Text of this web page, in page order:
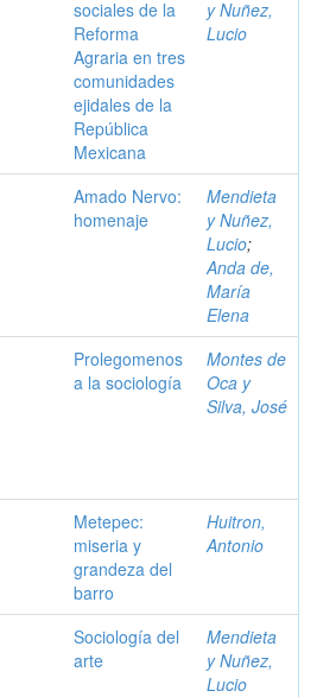
sociales de la
Reforma
Agraria en tres
comunidades
ejidales de la
República
Mexicana
y Nuñez,
Lucio
Amado Nervo:
homenaje
Mendieta
y Nuñez,
Lucio;
Anda de,
María
Elena
Prolegomenos
a la sociología
Montes de
Oca y
Silva, José
Metepec:
miseria y
grandeza del
barro
Huitron,
Antonio
Sociología del
arte
Mendieta
y Nuñez,
Lucio